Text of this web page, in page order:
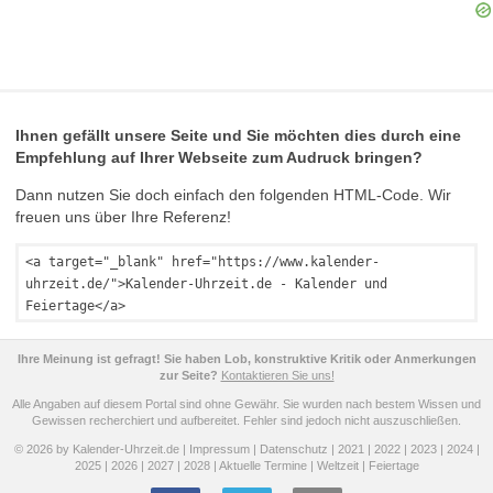
Ihnen gefällt unsere Seite und Sie möchten dies durch eine
Empfehlung auf Ihrer Webseite zum Audruck bringen?
Dann nutzen Sie doch einfach den folgenden HTML-Code. Wir
freuen uns über Ihre Referenz!
<a target="_blank" href="https://www.kalender-
uhrzeit.de/">Kalender-Uhrzeit.de - Kalender und
Feiertage</a>
Ihre Meinung ist gefragt! Sie haben Lob, konstruktive Kritik oder Anmerkungen
zur Seite? Kontaktieren Sie uns!
Alle Angaben auf diesem Portal sind ohne Gewähr. Sie wurden nach bestem Wissen und
Gewissen recherchiert und aufbereitet. Fehler sind jedoch nicht auszuschließen.
© 2026 by Kalender-Uhrzeit.de | Impressum| Datenschutz | 2021 | 2022| 2023| 2024|
2025| 2026| 2027| 2028| Aktuelle Termine| Weltzeit| Feiertage